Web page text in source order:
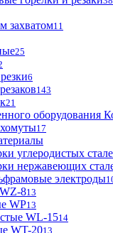
захватом11
25
6
143
21
17
электроды
813
WP13
WL-1514
WT-2013